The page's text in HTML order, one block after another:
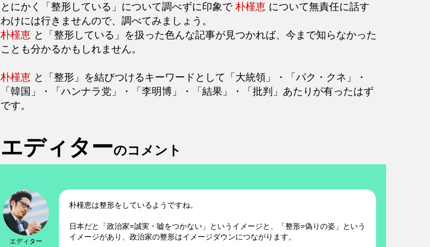
とにかく「整形している」について調べずに印象で 朴槿恵 について無責任に話す
わけには行きませんので、調べてみましょう。
朴槿恵 と「整形している」を扱った色んな記事が見つかれば、今まで知らなかった
ことも分かるかもしれません。
朴槿恵 と「整形」を結びつけるキーワードとして「大統領」・「パク・クネ」・
「韓国」・「ハンナラ党」・「李明博」・「結果」・「批判」あたりが有ったはず
です。
エディターのコメント
エディター
朴槿恵は整形をしているようですね。
日本だと「政治家=誠実・嘘をつかない」というイメージと、「整形=偽りの姿」という
イメージがあり、政治家の整形はイメージダウンにつながります。